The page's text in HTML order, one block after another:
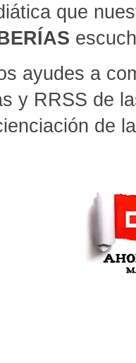
que
ayudes a
y RRSS de
de